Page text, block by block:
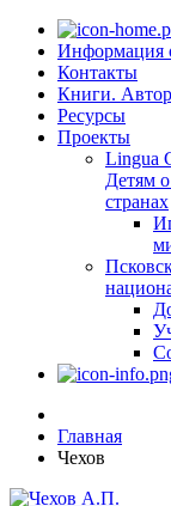
Информация
Контакты
Книги.
Ресурсы
Проекты
Lingua
Детям
странах
Главная
Чехов